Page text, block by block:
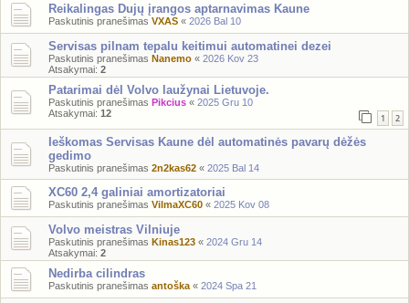
Reikalingas Dujų įrangos aptarnavimas Kaune
Paskutinis pranešimas VXAS « 2026 Bal 10
Servisas pilnam tepalu keitimui automatinei dezei
Paskutinis pranešimas Nanemo « 2026 Kov 23
Atsakymai: 2
Patarimai dėl Volvo laužynai Lietuvoje.
Paskutinis pranešimas Pikcius « 2025 Gru 10
Atsakymai: 12 1 2
Ieškomas Servisas Kaune dėl automatinės pavarų dėžės
gedimo
Paskutinis pranešimas 2n2kas62 « 2025 Bal 14
XC60 2,4 galiniai amortizatoriai
Paskutinis pranešimas VilmaXC60 « 2025 Kov 08
Volvo meistras Vilniuje
Paskutinis pranešimas Kinas123 « 2024 Gru 14
Atsakymai: 2
Nedirba cilindras
Paskutinis pranešimas antoška « 2024 Spa 21